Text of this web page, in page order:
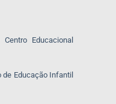
Educacional
Educação Infantil